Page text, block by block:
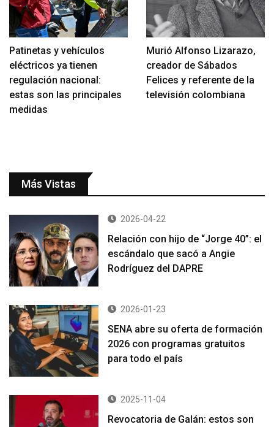
Patinetas y vehículos
eléctricos ya tienen
regulación nacional:
estas son las principales
medidas
Murió Alfonso Lizarazo,
creador de Sábados
Felices y referente de la
televisión colombiana
Más Vistas
2026-04-22
Relación con hijo de “Jorge 40”: el
escándalo que sacó a Angie
Rodríguez del DAPRE
2026-01-23
SENA abre su oferta de formación
2026 con programas gratuitos
para todo el país
2025-11-04
Revocatoria de Galán: estos son